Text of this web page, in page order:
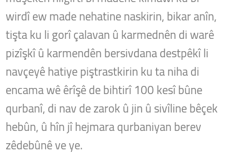
wirdî ew made nehatine naskirin, bikar anîn,
tişta ku li gorî çalavan û karmednên di warê
pizîşkî û karmendên bersivdana destpêkî li
navçeyê hatiye piştrastkirin ku ta niha di
encama wê êrîşê de bihtirî 100 kesî bûne
qurbanî, di nav de zarok û jin û sivîline bêçek
hebûn, û hîn jî hejmara qurbaniyan berev
zêdebûnê ve ye.